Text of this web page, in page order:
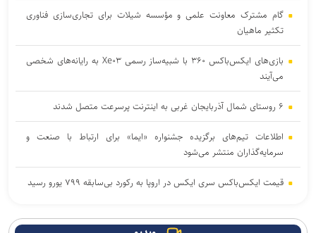
گام مشترک معاونت علمی و مؤسسه شیلات برای تجاری‌سازی فناوری
تکثیر ماهیان
بازی‌های ایکس‌باکس ۳۶۰ با شبیه‌ساز رسمی Xe۰۳ به رایانه‌های شخصی
می‌آیند
۶ روستای شمال آذربایجان غربی به اینترنت پرسرعت متصل شدند
اطلاعات تیم‌های برگزیده جشنواره «ایما» برای ارتباط با صنعت و
سرمایه‌گذاران منتشر می‌شود
قیمت ایکس‌باکس سری ایکس در اروپا به رکورد بی‌سابقه ۷۹۹ یورو رسید
شدند